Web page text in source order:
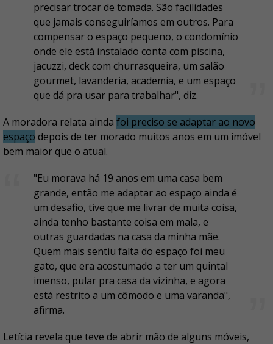
precisar trocar de tomada. São facilidades
que jamais conseguiríamos em outros. Para
compensar o espaço pequeno, o condomínio
onde ele está instalado conta com piscina,
jacuzzi, deck com churrasqueira, um salão
gourmet, lavanderia, academia, e um espaço
que dá pra usar para trabalhar", diz.
A moradora relata ainda foi preciso se adaptar ao novo
espaço depois de ter morado muitos anos em um imóvel
bem maior que o atual.
"Eu morava há 19 anos em uma casa bem
grande, então me adaptar ao espaço ainda é
um desafio, tive que me livrar de muita coisa,
ainda tenho bastante coisa em mala, e
outras guardadas na casa da minha mãe.
Quem mais sentiu falta do espaço foi meu
gato, que era acostumado a ter um quintal
imenso, pular pra casa da vizinha, e agora
está restrito a um cômodo e uma varanda",
afirma.
Letícia revela que teve de abrir mão de alguns móveis,